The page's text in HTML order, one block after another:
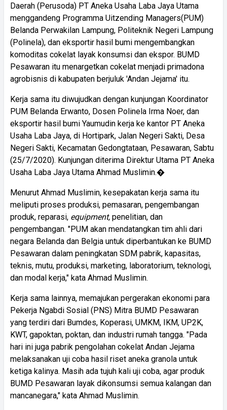
Daerah (Perusoda) PT Aneka Usaha Laba Jaya Utama
menggandeng Programma Uitzending Managers(PUM)
Belanda Perwakilan Lampung, Politeknik Negeri Lampung
(Polinela), dan eksportir hasil bumi mengembangkan
komoditas cokelat layak konsumsi dan ekspor. BUMD
Pesawaran itu menargetkan cokelat menjadi primadona
agrobisnis di kabupaten berjuluk 'Andan Jejama' itu.
Kerja sama itu diwujudkan dengan kunjungan Koordinator
PUM Belanda Erwanto, Dosen Polinela Irma Noer, dan
eksportir hasil bumi Yaumudin kerja ke kantor PT Aneka
Usaha Laba Jaya, di Hortipark, Jalan Negeri Sakti, Desa
Negeri Sakti, Kecamatan Gedongtataan, Pesawaran, Sabtu
(25/7/2020). Kunjungan diterima Direktur Utama PT Aneka
Usaha Laba Jaya Utama Ahmad Muslimin.�
Menurut Ahmad Muslimin, kesepakatan kerja sama itu
meliputi proses produksi, pemasaran, pengembangan
produk, reparasi, equipment, penelitian, dan
pengembangan. "PUM akan mendatangkan tim ahli dari
negara Belanda dan Belgia untuk diperbantukan ke BUMD
Pesawaran dalam peningkatan SDM pabrik, kapasitas,
teknis, mutu, produksi, marketing, laboratorium, teknologi,
dan modal kerja," kata Ahmad Muslimin.
Kerja sama lainnya, memajukan pergerakan ekonomi para
Pekerja Ngabdi Sosial (PNS) Mitra BUMD Pesawaran
yang terdiri dari Bumdes, Koperasi, UMKM, IKM, UP2K,
KWT, gapoktan, poktan, dan industri rumah tangga. "Pada
hari ini juga pabrik pengolahan cokelat Andan Jejama
melaksanakan uji coba hasil riset aneka granola untuk
ketiga kalinya. Masih ada tujuh kali uji coba, agar produk
BUMD Pesawaran layak dikonsumsi semua kalangan dan
mancanegara," kata Ahmad Muslimin.